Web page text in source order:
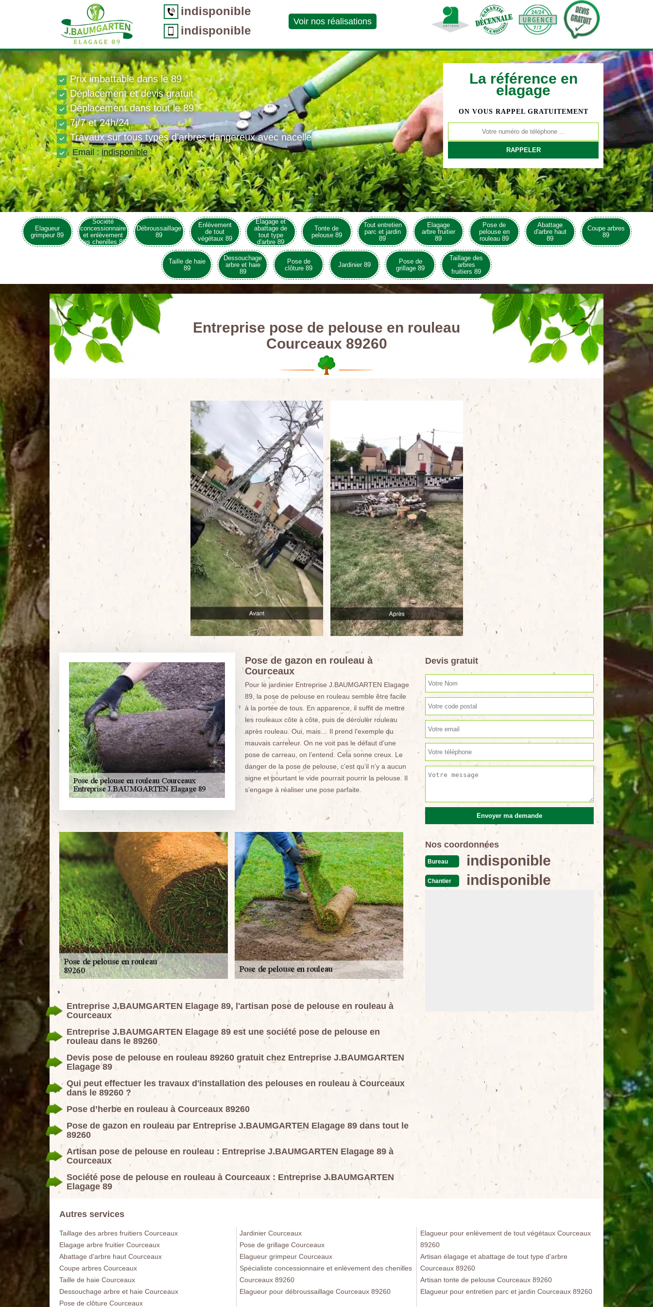
indisponible
indisponible
Voir nos réalisations
La référence en
elagage
ON VOUS RAPPEL GRATUITEMENT
Prix imbattable dans le 89
Déplacement et devis gratuit
Déplacement dans tout le 89
7j/7 et 24h/24
Travaux sur tous types d'arbres dangereux avec nacelle
Email : indisponible
Elagueur
grimpeur 89
Société
concessionnaire
et enlèvement
des chenilles 89
Débroussaillage
89
Enlèvement
de tout
végétaux 89
Elagage et
abattage de
tout type
d'arbre 89
Tonte de
pelouse 89
Tout entretien
parc et jardin
89
Elagage
arbre fruitier
89
Pose de
pelouse en
rouleau 89
Abattage
d'arbre haut
89
Coupe arbres
89
Taille de haie
89
Dessouchage
arbre et haie
89
Pose de
clôture 89
Jardinier 89
Pose de
grillage 89
Taillage des
arbres
fruitiers 89
Entreprise pose de pelouse en rouleau
Courceaux 89260
Pose de gazon en rouleau à
Courceaux
Pour le jardinier Entreprise J.BAUMGARTEN Elagage
89, la pose de pelouse en rouleau semble être facile
à la portée de tous. En apparence, il suffit de mettre
les rouleaux côte à côte, puis de dérouler rouleau
après rouleau. Oui, mais… Il prend l’exemple du
mauvais carreleur. On ne voit pas le défaut d’une
pose de carreau, on l’entend. Cela sonne creux. Le
danger de la pose de pelouse, c’est qu’il n’y a aucun
signe et pourtant le vide pourrait pourrir la pelouse. Il
s’engage à réaliser une pose parfaite.
Entreprise J.BAUMGARTEN Elagage 89, l'artisan pose de pelouse en rouleau à
Courceaux
Entreprise J.BAUMGARTEN Elagage 89 est une société pose de pelouse en
rouleau dans le 89260
Devis pose de pelouse en rouleau 89260 gratuit chez Entreprise J.BAUMGARTEN
Elagage 89
Qui peut effectuer les travaux d'installation des pelouses en rouleau à Courceaux
dans le 89260 ?
Pose d’herbe en rouleau à Courceaux 89260
Pose de gazon en rouleau par Entreprise J.BAUMGARTEN Elagage 89 dans tout le
89260
Artisan pose de pelouse en rouleau : Entreprise J.BAUMGARTEN Elagage 89 à
Courceaux
Société pose de pelouse en rouleau à Courceaux : Entreprise J.BAUMGARTEN
Elagage 89
Devis gratuit
Nos coordonnées
Bureau indisponible
Chantier indisponible
Autres services
Taillage des arbres fruitiers Courceaux
Elagage arbre fruitier Courceaux
Abattage d'arbre haut Courceaux
Coupe arbres Courceaux
Taille de haie Courceaux
Dessouchage arbre et haie Courceaux
Pose de clôture Courceaux
Jardinier Courceaux
Pose de grillage Courceaux
Elagueur grimpeur Courceaux
Spécialiste concessionnaire et enlèvement des chenilles
Courceaux 89260
Elagueur pour débroussaillage Courceaux 89260
Elagueur pour enlèvement de tout végétaux Courceaux
89260
Artisan élagage et abattage de tout type d'arbre
Courceaux 89260
Artisan tonte de pelouse Courceaux 89260
Elagueur pour entretien parc et jardin Courceaux 89260